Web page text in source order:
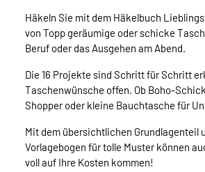
Häkeln Sie mit dem Häkelbuch
von Topp geräumige oder schicke
Beruf oder das Ausgehen am Abend.
Die 16 Projekte sind Schritt für Schritt
Taschenwünsche offen. Ob Boho-
Shopper oder kleine Bauchtasche für
Mit dem übersichtlichen Grundlagenteil
Vorlagebogen für tolle Muster können
voll auf Ihre Kosten kommen!